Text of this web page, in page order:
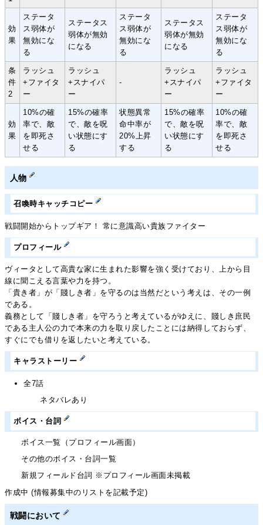
効
果
ステータ
ス弱体が
無効にな
る
ステータス
弱体が無効
になる
ステータ
ス弱体が
無効にな
る
ステータス
弱体が無効
になる
ステータ
ス弱体が
無効にな
る
条
件
2
ラッシュ
+ファイタ
ー
ラッシュ
+スナイパ
ー
-
ラッシュ
+スナイパ
ー
ラッシュ
+ファイタ
ー
効
果
10%の確
率で、敵
を即死さ
せる
15%の確率
で、敵を呪
い状態にす
る
状態異常
命中率が
20%上昇
する
15%の確率
で、敵を呪
い状態にす
る
10%の確
率で、敵
を即死さ
せる
人物
召喚時キャッチコピー
戦闘開始からトップギア！ 常に意識高い貴族ファイター
プロフィール
ヴィータとして高貴な家に生まれた影響を強く受けており、上から目
線に聞こえる言葉や力を持つ。
「貴き者」が「賤しき者」を守るのは当然だという考えは、その一例
である。
義務として「賤しき者」を守ろうと考えているがゆえに、賤しき庶民
である主人公の力で本来の力を取り戻したことには納得しておらず、
すぐにでも借りを返したいと考えている。
キャラストーリー
全7話
ネタバレあり
ボイス・台詞
ボイス一覧（プロフィール画面）
その他のボイス・台詞一覧
新規フィールド台詞 ※プロフィール画面未掲載
作成中 (情報募集中のリストを記載予定)
戦闘において